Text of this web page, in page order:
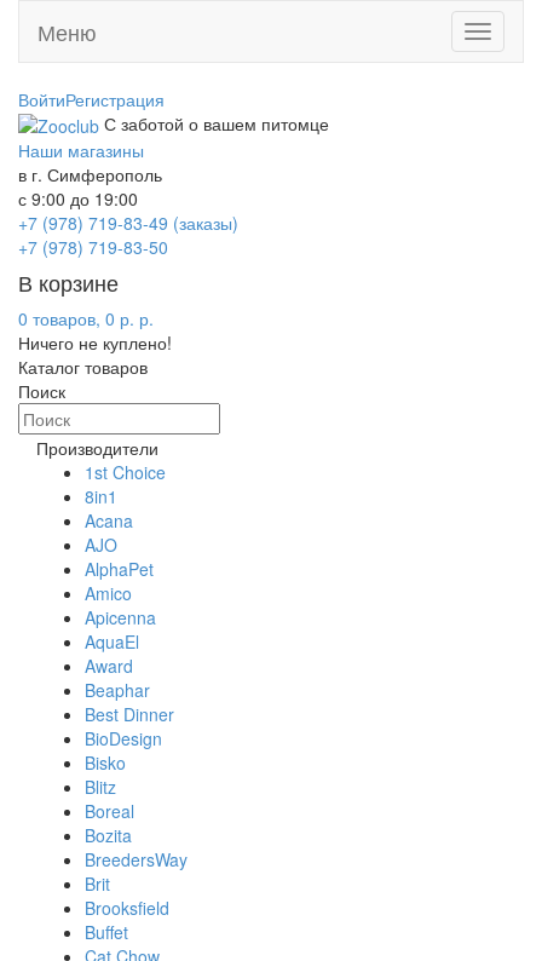
Toggle
Меню
ВойтиРегистрация
С заботой о вашем питомце
Наши магазины
в г. Симферополь
с 9:00 до 19:00
+7 (978) 719-83-49 (заказы)
+7 (978) 719-83-50
В корзине
0 товаров, 0 р. р.
Ничего не куплено!
Каталог товаров
Поиск
Производители
1st Choice
8in1
Acana
AJO
AlphaPet
Amico
Apicenna
AquaEl
Award
Beaphar
Best Dinner
BioDesign
Bisko
Blitz
Boreal
Bozita
BreedersWay
Brit
Brooksfield
Buffet